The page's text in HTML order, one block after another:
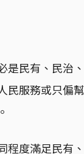
是民有、民治
民服務或只偏
程度滿足民有